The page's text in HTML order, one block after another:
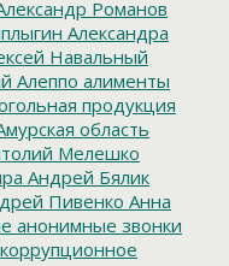
Романов
Александра
Навальный
Алеппо алименты
продукция
область
Мелешко
Андрей Бялик
Пивенко Анна
анонимные звонки